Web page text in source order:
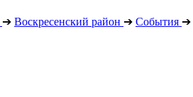
➔ Воскресенский район ➔ События ➔